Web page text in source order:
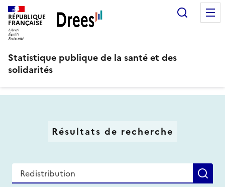
Aller
au
contenu
principal
RÉPUBLIQUE
FRANÇAISE
Statistique publique de la santé et des
solidarités
Résultats de recherche
Recherche